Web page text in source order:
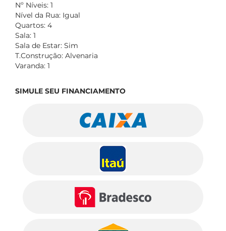
Nº Níveis: 1
Nível da Rua: Igual
Quartos: 4
Sala: 1
Sala de Estar: Sim
T.Construção: Alvenaria
Varanda: 1
SIMULE SEU FINANCIAMENTO